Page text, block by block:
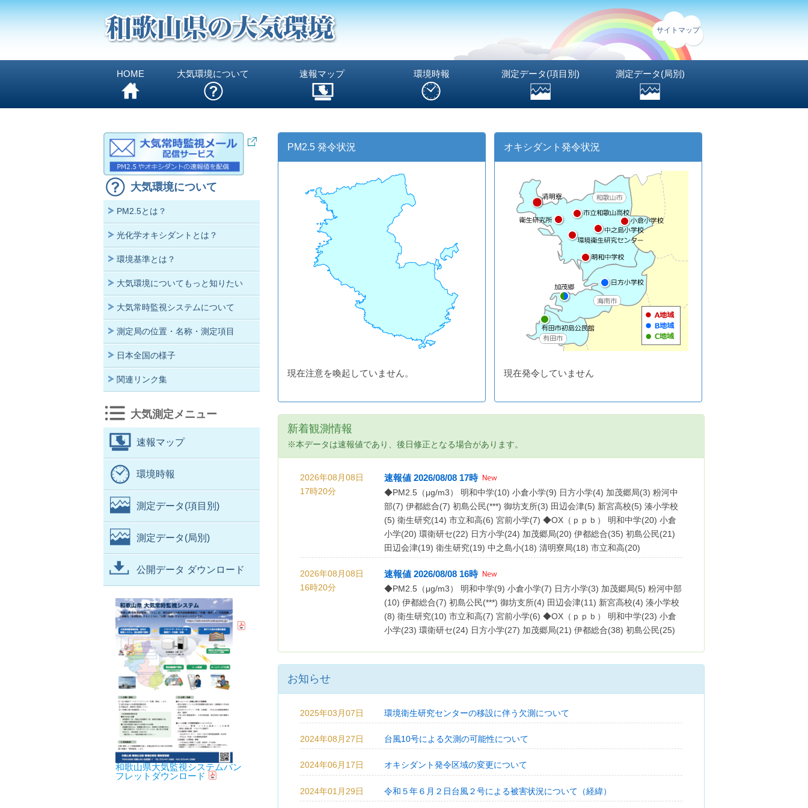
サイトマップ
HOME 大気環境について 速報マップ 環境時報 測定データ(項目別) 測定データ(局別)
PM2.5 発令状況
現在注意を喚起していません。
オキシダント発令状況
現在発令していません
新着観測情報
※本データは速報値であり、後日修正となる場合があります。
2026年08月08日
17時20分
速報値 2026/08/08 17時
◆PM2.5（μg/m3） 明和中学(10) 小倉小学(9) 日方小学(4) 加茂郷局(3) 粉河中
部(7) 伊都総合(7) 初島公民(***) 御坊支所(3) 田辺会津(5) 新宮高校(5) 湊小学校
(5) 衛生研究(14) 市立和高(6) 宮前小学(7) ◆OX（ｐｐｂ） 明和中学(20) 小倉
小学(20) 環衛研セ(22) 日方小学(24) 加茂郷局(20) 伊都総合(35) 初島公民(21)
田辺会津(19) 衛生研究(19) 中之島小(18) 清明寮局(18) 市立和高(20)
2026年08月08日
16時20分
速報値 2026/08/08 16時
◆PM2.5（μg/m3） 明和中学(9) 小倉小学(7) 日方小学(3) 加茂郷局(5) 粉河中部
(10) 伊都総合(7) 初島公民(***) 御坊支所(4) 田辺会津(11) 新宮高校(4) 湊小学校
(8) 衛生研究(10) 市立和高(7) 宮前小学(6) ◆OX（ｐｐｂ） 明和中学(23) 小倉
小学(23) 環衛研セ(24) 日方小学(27) 加茂郷局(21) 伊都総合(38) 初島公民(25)
15時20分
衛生研究(12) 市立和高(6) 宮前小学(5) ◆OX（ｐｐｂ） 明和中学(24) 小倉小学
会津(24) 衛生研究(20) 中之島小(22) 清明寮局(17) 市立和高(22)
2026年08月08日
速報値 2026/08/08 14時
中部(10) 伊都総合(5) 初島公民(***) 御坊支所(7) 田辺会津(7) 新宮高校(6) 湊小
お知らせ
2025年03月07日 環境衛生研究センターの移設に伴う欠測について
2024年08月27日 台風10号による欠測の可能性について
2024年06月17日 オキシダント発令区域の変更について
2024年01月29日 令和５年６月２日台風２号による被害状況について（経緯）
大気環境について
PM2.5とは？
光化学オキシダントとは？
環境基準とは？
大気環境についてもっと知りたい
大気常時監視システムについて
測定局の位置・名称・測定項目
日本全国の様子
関連リンク集
大気測定メニュー
速報マップ
環境時報
測定データ(項目別)
測定データ(局別)
公開データ ダウンロード
和歌山県大気監視システムパン
フレットダウンロード